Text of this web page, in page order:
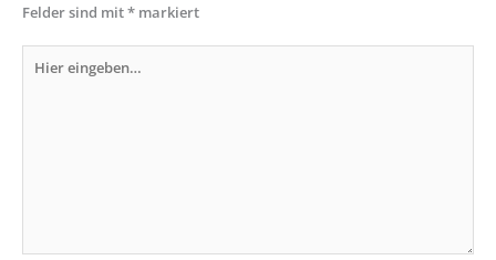
Felder sind mit* markiert
eingeben…